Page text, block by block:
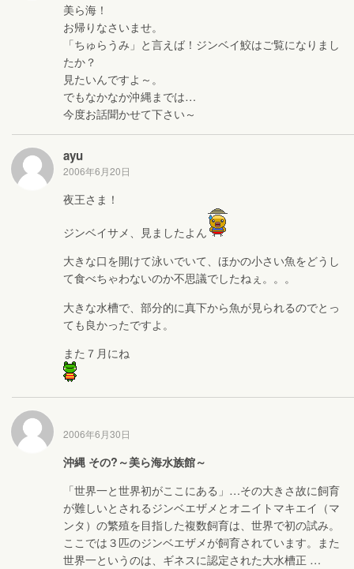
美ら海！
お帰りなさいませ。
「ちゅらうみ」と言えば！ジンベイ鮫はご覧になりまし
たか？
見たいんですよ～。
でもなかなか沖縄までは…
今度お話聞かせて下さい～
ayu
2006年6月20日
夜王さま！
ジンベイサメ、見ましたよん
大きな口を開けて泳いでいて、ほかの小さい魚をどうし
て食べちゃわないのか不思議でしたねぇ。。。
大きな水槽で、部分的に真下から魚が見られるのでとっ
ても良かったですよ。
また７月にね
2006年6月30日
沖縄 その?～美ら海水族館～
「世界一と世界初がここにある」…その大きさ故に飼育
が難しいとされるジンベエザメとオニイトマキエイ（マ
ンタ）の繁殖を目指した複数飼育は、世界で初の試み。
ここでは３匹のジンベエザメが飼育されています。また
世界一というのは、ギネスに認定された大水槽正 …